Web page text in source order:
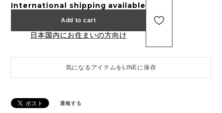
International shipping available
Add to cart
日本国内にお住まいの方向け
気になるアイテムをLINEに保存
通報する